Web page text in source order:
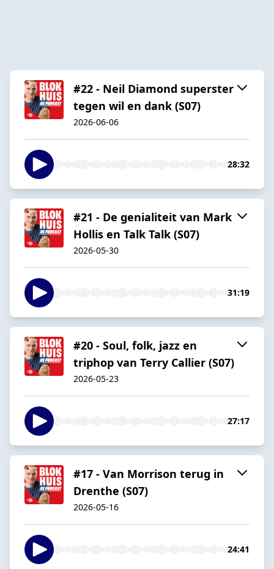
#22 - Neil Diamond superster
tegen wil en dank (S07)
2026-06-06
28:32
#21 - De genialiteit van Mark
Hollis en Talk Talk (S07)
2026-05-30
31:19
#20 - Soul, folk, jazz en
triphop van Terry Callier (S07)
2026-05-23
27:17
#17 - Van Morrison terug in
Drenthe (S07)
2026-05-16
24:41